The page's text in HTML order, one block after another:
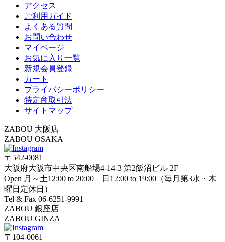
アクセス
ご利用ガイド
よくある質問
お問い合わせ
マイページ
お気に入り一覧
新規会員登録
カート
プライバシーポリシー
特定商取引法
サイトマップ
ZABOU 大阪店
ZABOU OSAKA
〒542-0081
大阪府大阪市中央区南船場4-14-3 第2飯沼ビル 2F
Open 月～土12:00 to 20:00 日12:00 to 19:00（毎月第3水・木
曜日定休日）
Tel & Fax 06-6251-9991
ZABOU 銀座店
ZABOU GINZA
〒104-0061